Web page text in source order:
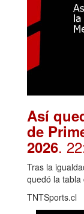
Así
de
2026.
Tras la
quedó la tabla
TNTSports.cl